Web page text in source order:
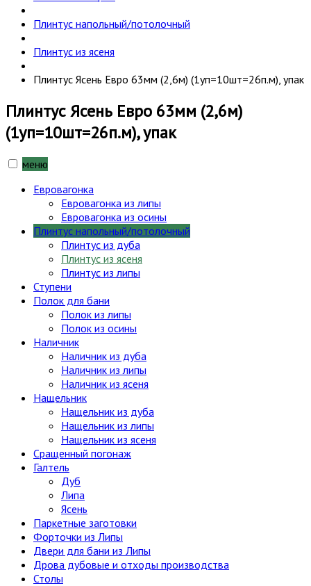
Плинтус напольный/потолочный
Плинтус из ясеня
Плинтус Ясень Евро 63мм (2,6м) (1уп=10шт=26п.м), упак
Плинтус Ясень Евро 63мм (2,6м)
(1уп=10шт=26п.м), упак
меню
Евровагонка
Евровагонка из липы
Евровагонка из осины
Плинтус напольный/потолочный
Плинтус из дуба
Плинтус из ясеня
Плинтус из липы
Ступени
Полок для бани
Полок из липы
Полок из осины
Наличник
Наличник из дуба
Наличник из липы
Наличник из ясеня
Нащельник
Нащельник из дуба
Нащельник из липы
Нащельник из ясеня
Сращенный погонаж
Галтель
Дуб
Липа
Ясень
Паркетные заготовки
Форточки из Липы
Двери для бани из Липы
Дрова дубовые и отходы производства
Столы